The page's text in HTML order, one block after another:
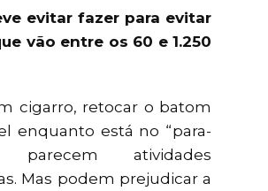
evitar fazer para evitar
vão entre os 60 e 1.250
cigarro, retocar o batom
enquanto está no “para-
parecem atividades
Mas podem prejudicar a